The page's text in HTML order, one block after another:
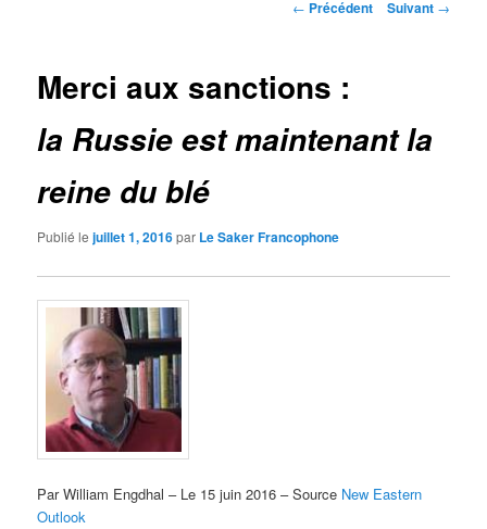
Navigation
← Précédent Suivant →
Merci aux sanctions :
la Russie est maintenant la
reine du blé
Publié lejuillet 1, 2016par Le Saker Francophone
Par William Engdhal – Le 15 juin 2016 – Source New Eastern
Outlook